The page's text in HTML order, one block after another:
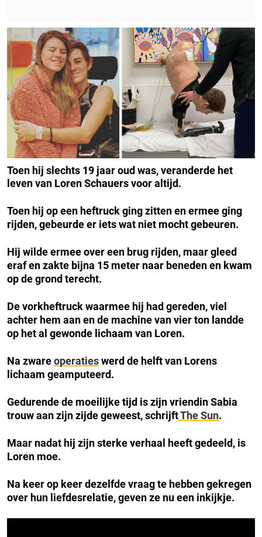
Toen hij slechts 19 jaar oud was, veranderde het
leven van Loren Schauers voor altijd.
Toen hij op een heftruck ging zitten en ermee ging
rijden, gebeurde er iets wat niet mocht gebeuren.
Hij wilde ermee over een brug rijden, maar gleed
eraf en zakte bijna 15 meter naar beneden en kwam
op de grond terecht.
De vorkheftruck waarmee hij had gereden, viel
achter hem aan en de machine van vier ton landde
op het al gewonde lichaam van Loren.
Na zwareoperatieswerd de helft van Lorens
lichaam geamputeerd.
Gedurende de moeilijke tijd is zijn vriendin Sabia
trouw aan zijn zijde geweest, schrijftThe Sun.
Maar nadat hij zijn sterke verhaal heeft gedeeld, is
Loren moe.
Na keer op keer dezelfde vraag te hebben gekregen
over hun liefdesrelatie, geven ze nu een inkijkje.